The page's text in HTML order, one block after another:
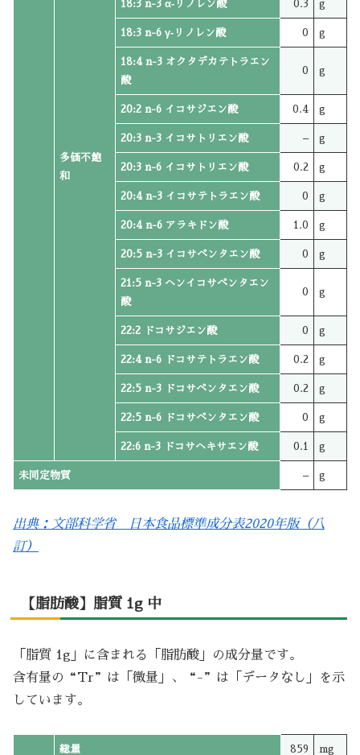
多価不飽
和
18:3 n-3 α‐リノレン酸 0.3 g
18:3 n-6 γ‐リノレン酸 0 g
18:4 n-3 オクタデカテトラエン
酸
0 g
20:2 n-6 イコサジエン酸 0.4 g
20:3 n-3 イコサトリエン酸 – g
20:3 n-6 イコサトリエン酸 0.2 g
20:4 n-3 イコサテトラエン酸 0 g
20:4 n-6 アラキドン酸 1.0 g
20:5 n-3 イコサペンタエン酸 0 g
21:5 n-3 ヘンイコサペンタエン
酸
0 g
22:2 ドコサジエン酸 0 g
22:4 n-6 ドコサテトラエン酸 0.2 g
22:5 n-3 ドコサペンタエン酸 0.2 g
22:5 n-6 ドコサペンタエン酸 0 g
22:6 n-3 ドコサヘキサエン酸 0.1 g
未同定物質 – g
出典：文部科学省 日本食品標準成分表2020年版（八
訂）
【脂肪酸】脂質 1g 中
「脂質 1g」に含まれる「脂肪酸」の成分量です。
含有量の“Tr”は「微量」、“-”は「データなし」を示
しています。
総量 859 mg